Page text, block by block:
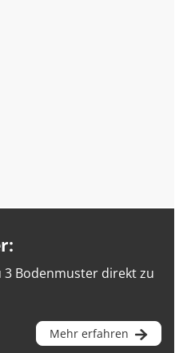
3 Bodenmuster direkt zu
Mehr erfahren